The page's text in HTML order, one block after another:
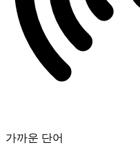
가까운 단어